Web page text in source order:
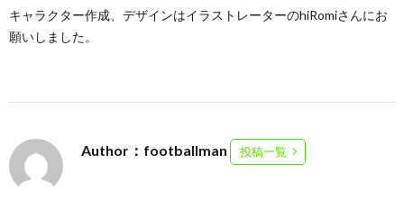
キャラクター作成、デザインはイラストレーターのhiRomiさんにお
願いしました。
Author：footballman 投稿一覧